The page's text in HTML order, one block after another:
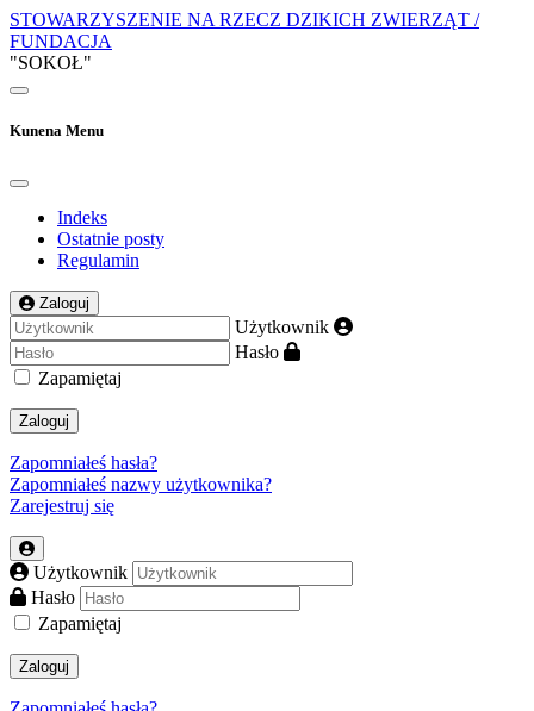
STOWARZYSZENIE NA RZECZ DZIKICH ZWIERZĄT /
FUNDACJA
"SOKOŁ"
Kunena Menu
Indeks
Ostatnie posty
Regulamin
Zaloguj
Użytkownik
Hasło
Zapamiętaj
Zaloguj
Zapomniałeś hasła?
Zapomniałeś nazwy użytkownika?
Zarejestruj się
Użytkownik
Hasło
Zapamiętaj
Zaloguj